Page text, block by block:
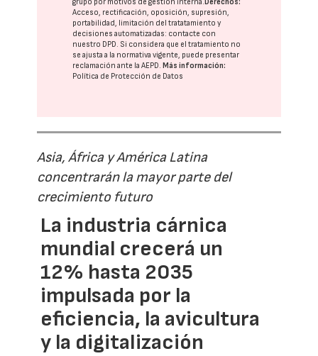
Acceso, rectificación, oposición, supresión,
portabilidad, limitación del tratatamiento y
decisiones automatizadas: contacte con
nuestro DPD . Si considera que el tratamiento no
se ajusta a la normativa vigente, puede presentar
reclamación ante laAEPD .Más información:
Política de Protección de Datos
Asia, África y América Latina
concentrarán la mayor parte del
crecimiento futuro
La industria cárnica
mundial crecerá un
12% hasta 2035
impulsada por la
eficiencia, la avicultura
y la digitalización